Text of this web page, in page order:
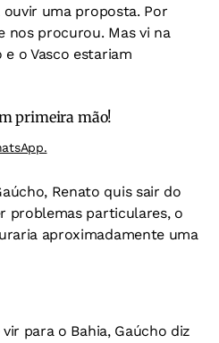
ouvir uma proposta. Por
nos procurou. Mas vi na
o Vasco estariam
primeira mão!
Renato quis sair do
problemas particulares, o
aproximadamente uma
para o Bahia, Gaúcho diz